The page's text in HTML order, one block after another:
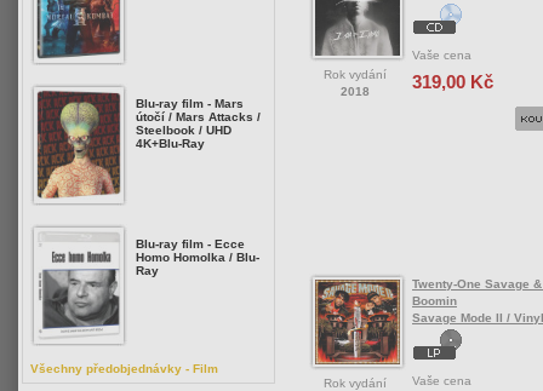
Rok vydání
2018
Vaše cena
319,00 Kč
Rok vydání
Twenty-One Savage
Boomin
Savage Mode II / Vinyl
Vaše cena
Blu-ray film - Mars
útočí / Mars Attacks /
Steelbook / UHD
4K+Blu-Ray
Blu-ray film - Ecce
Homo Homolka / Blu-
Ray
Všechny předobjednávky - Film